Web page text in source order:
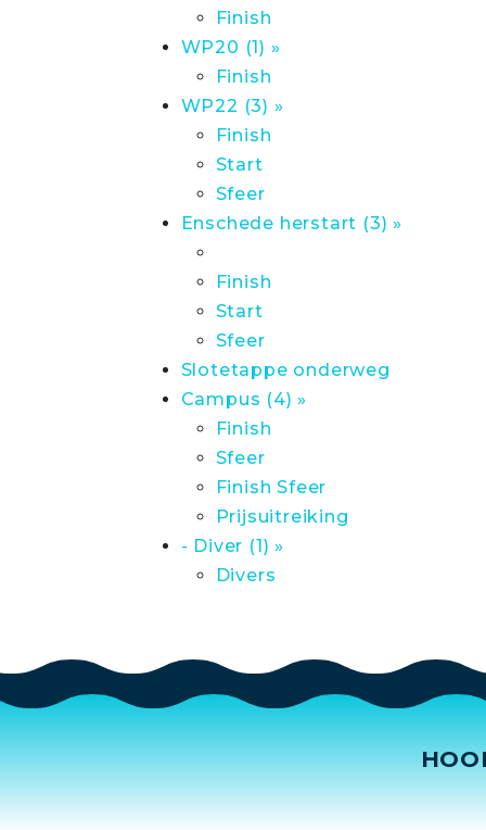
Finish
WP20 (1) »
Finish
WP22 (3) »
Finish
Start
Sfeer
Enschede herstart (3) »
Finish
Start
Sfeer
Slotetappe onderweg
Campus (4) »
Finish
Sfeer
Finish Sfeer
Prijsuitreiking
- Diver (1) »
Divers